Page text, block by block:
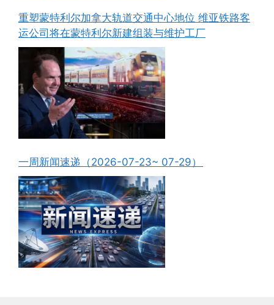
重塑蒙特利尔加拿大轨道交通中心地位 维亚铁路客
运公司将在蒙特利尔新建组装与维护工厂
一周新闻速递（2026-07-23~ 07-29）